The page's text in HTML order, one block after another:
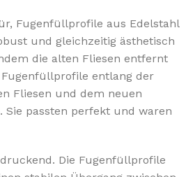
Fugenfüllprofile aus Edelstahl
und gleichzeitig ästhetisch
die alten Fliesen entfernt
entlang der
Fliesen und dem neuen
Sie passten perfekt und waren
Die Fugenfüllprofile